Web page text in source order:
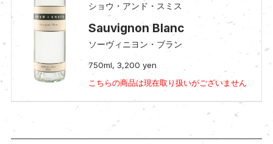
ショウ・アンド・スミス
Sauvignon Blanc
ソーヴィニヨン・ブラン
750ml, 3,200 yen
こちらの商品は現在取り扱いがございません